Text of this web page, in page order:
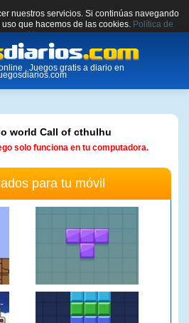
nuestros servicios. Si continúas navegando
que hacemos de las cookies. Política de
cookies.
, Juegos gratis a diario en
world Call of cthulhu
solo funciona en tu computadora.
para tu móvil